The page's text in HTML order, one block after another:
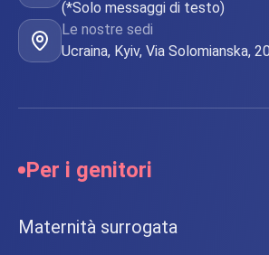
(*Solo messaggi di testo)
Le nostre sedi
Ucraina, Kyiv, Via Solomianska,
Per i genitori
Maternità surrogata